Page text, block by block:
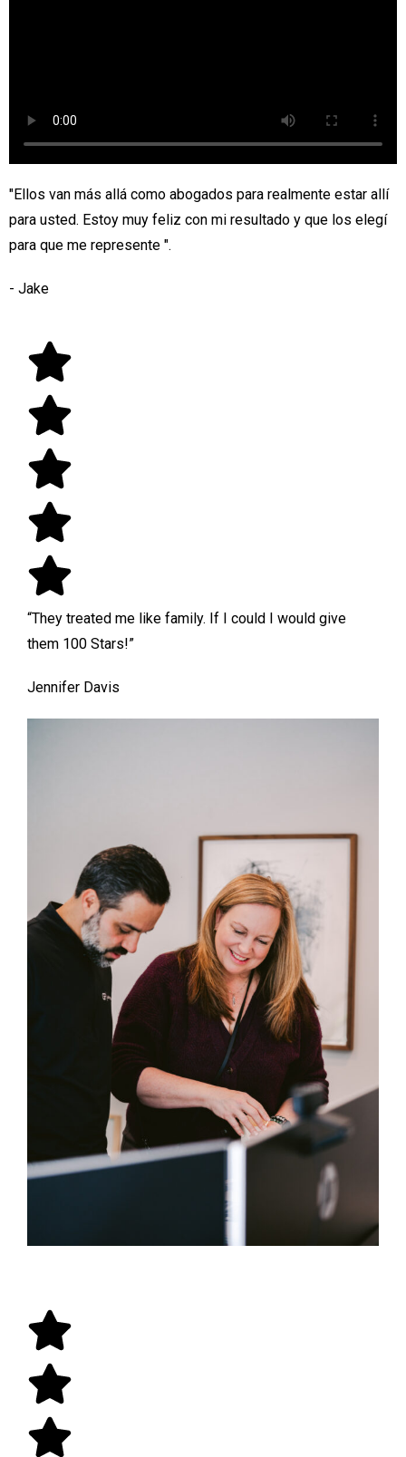
"Ellos van más allá como abogados para realmente estar allí
para usted. Estoy muy feliz con mi resultado y que los elegí
para que me represente ".
- Jake
“They treated me like family. If I could I would give
them 100 Stars!”
Jennifer Davis